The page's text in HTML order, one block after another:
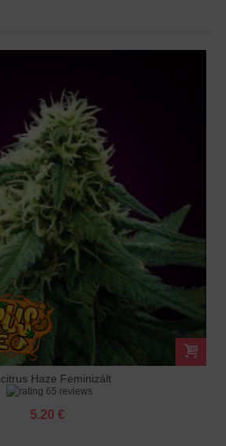
Haze Feminizált
65 reviews
5.20 €